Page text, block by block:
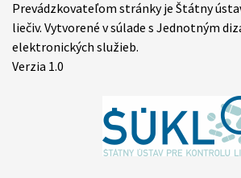
Items
Prevádzkovateľom stránky je Štátny
liečiv. Vytvorené v súlade s Jednotným
elektronických služieb.
Verzia 1.0